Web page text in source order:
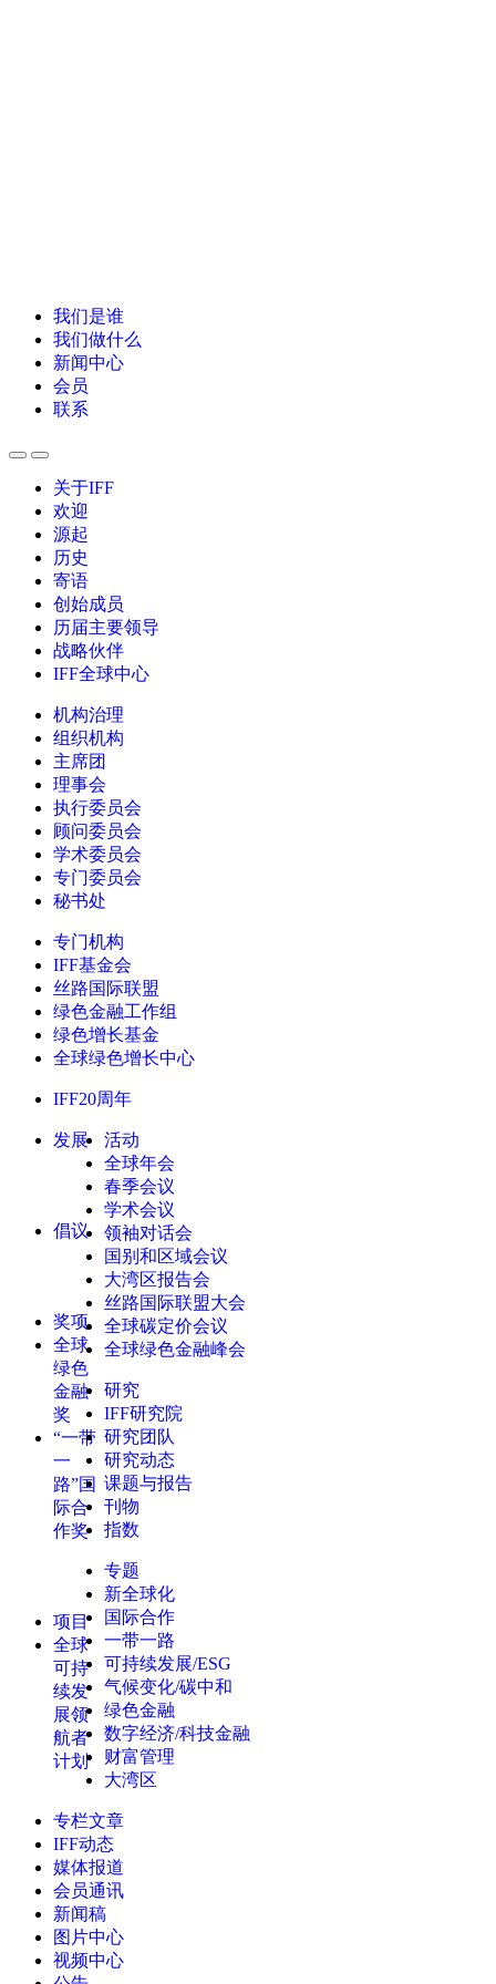
我们是谁
我们做什么
新闻中心
会员
联系
关于IFF
欢迎
源起
历史
寄语
创始成员
历届主要领导
战略伙伴
IFF全球中心
机构治理
组织机构
主席团
理事会
执行委员会
顾问委员会
学术委员会
专门委员会
秘书处
专门机构
IFF基金会
丝路国际联盟
绿色金融工作组
绿色增长基金
全球绿色增长中心
IFF20周年
发展
倡议
奖项
全球
绿色
金融
奖
“一带
一
路”国
际合
作奖
项目
全球
可持
续发
展领
航者
计划
活动
全球年会
春季会议
学术会议
领袖对话会
国别和区域会议
大湾区报告会
丝路国际联盟大会
全球碳定价会议
全球绿色金融峰会
研究
IFF研究院
研究团队
研究动态
课题与报告
刊物
指数
专题
新全球化
国际合作
一带一路
可持续发展/ESG
气候变化/碳中和
绿色金融
数字经济/科技金融
财富管理
大湾区
专栏文章
IFF动态
媒体报道
会员通讯
新闻稿
图片中心
视频中心